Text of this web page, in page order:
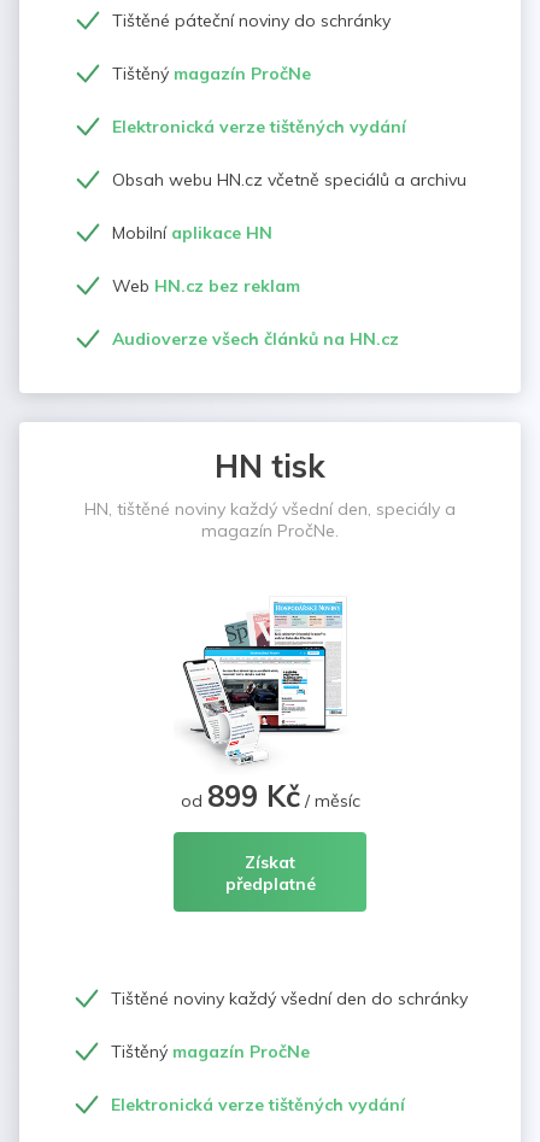
Tištěné páteční noviny do schránky
Tištěný magazín PročNe
Elektronická verze tištěných vydání
Obsah webu HN.cz včetně speciálů a archivu
Mobilní aplikace HN
Web HN.cz bez reklam
Audioverze všech článků na HN.cz
HN tisk
HN, tištěné noviny každý všední den, speciály a
magazín PročNe.
od 899 Kč/ měsíc
Získat
předplatné
Tištěné noviny každý všední den do schránky
Tištěný magazín PročNe
Elektronická verze tištěných vydání